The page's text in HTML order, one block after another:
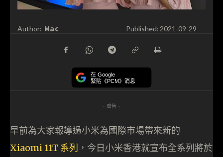
Author: Mac Published: 2021-09-29
在 Google
緊貼《PCM》消息
- 廣告 -
早前為大家報導過小米為國際市場帶來新的
Xiaomi 11T 系列 ，今日小米香港就宣布全系列將於